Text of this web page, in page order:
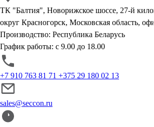
ТК "Балтия", Новорижское шоссе, 27-й
округ Красногорск, Московская область,
Производство: Республика Беларусь
График работы: с 9.00 до 18.00
+7 910 763 81 71 +375 29 180 02 13
sales@seccon.ru